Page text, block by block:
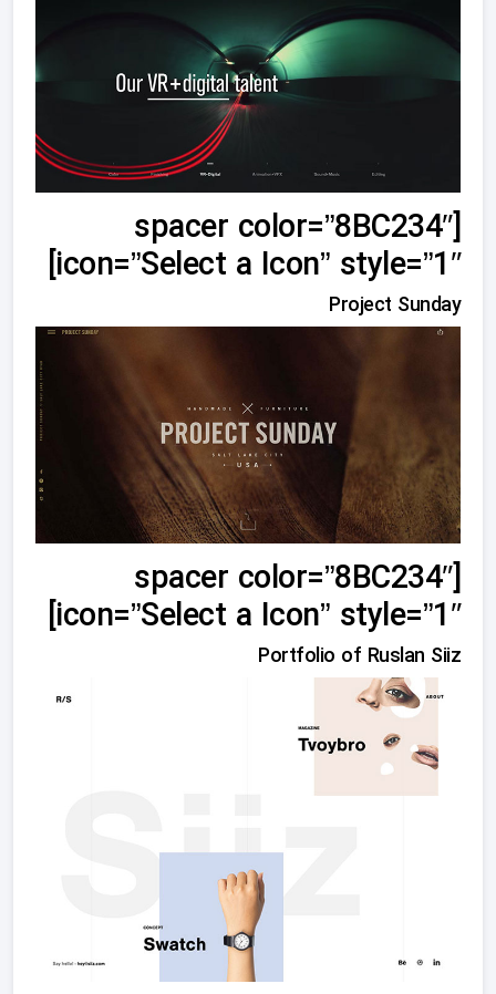
[spacer color=”8BC234″
icon=”Select a Icon” style=”1″]
Project Sunday
[spacer color=”8BC234″
icon=”Select a Icon” style=”1″]
Portfolio of Ruslan Siiz